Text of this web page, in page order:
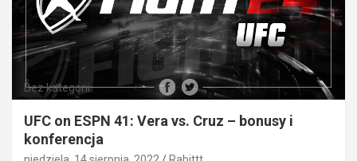
Bez kategorii
UFC on ESPN 41: Vera vs. Cruz – bonusy i
konferencja